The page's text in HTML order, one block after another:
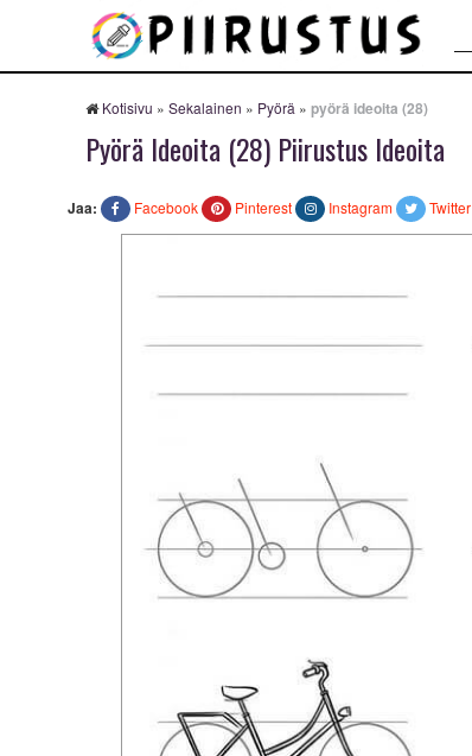
Kotisivu » Sekalainen » Pyörä » pyörä ideoita (28)
Pyörä Ideoita (28) Piirustus Ideoita
Jaa: Facebook Pinterest Instagram Twitter